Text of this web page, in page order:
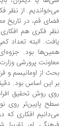
از نظر فکری
قم، در تاریخ معاصر،
فکری هم افکاری که
البته تعداد کمی
بود. جزوه‌ای با
پرورشی وزارت
از اومانیسم و
این اساس بود. دقیقا
روش تحقیق افرادی
پایین‌تر روی
افکاری که در